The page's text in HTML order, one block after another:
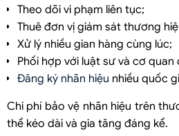
Theo dõi vi phạm liên tục;
Thuê đơn vị giám sát thương
Xử lý nhiều gian hàng cùng lúc;
Phối hợp với luật sư và cơ quan
Đăng ký nhãn hiệu nhiều quốc
Chi phí bảo vệ nhãn hiệu trên
thể kéo dài và gia tăng đáng kể.